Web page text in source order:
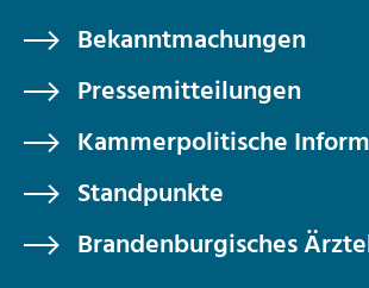
Bekanntmachungen
Pressemitteilungen
Kammerpolitische
Standpunkte
Brandenburgisches